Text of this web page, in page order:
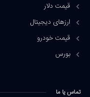
قیمت دلار
ارزهای دیجیتال
قیمت خودرو
بورس
تماس یا ما